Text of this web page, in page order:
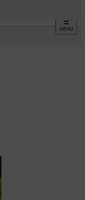
MENU